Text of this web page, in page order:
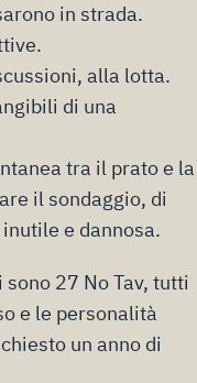
in strada.
alla lotta.
di una
tra il prato e la
il sondaggio, di
e dannosa.
27 No Tav, tutti
e le personalità
un anno di